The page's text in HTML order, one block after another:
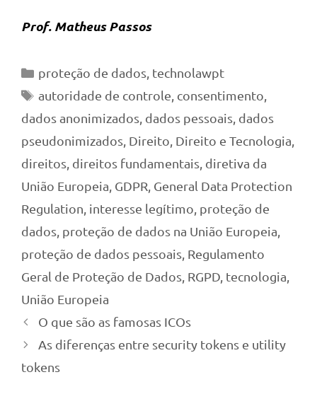
Prof. Matheus Passos
Categorias
proteção de dados, technolawpt
Tags
autoridade de controle consentimento
dados anonimizados dados pessoais dados
pseudonimizados Direito Direito e Tecnologia
direitos direitos fundamentais diretiva da
União Europeia GDPR General Data Protection
Regulation interesse legítimo proteção de
dados proteção de dados na União Europeia
proteção de dados pessoais Regulamento
Geral de Proteção de Dados RGPD tecnologia
União Europeia
O que são as famosas ICOs
As diferenças entre security tokens e utility
tokens